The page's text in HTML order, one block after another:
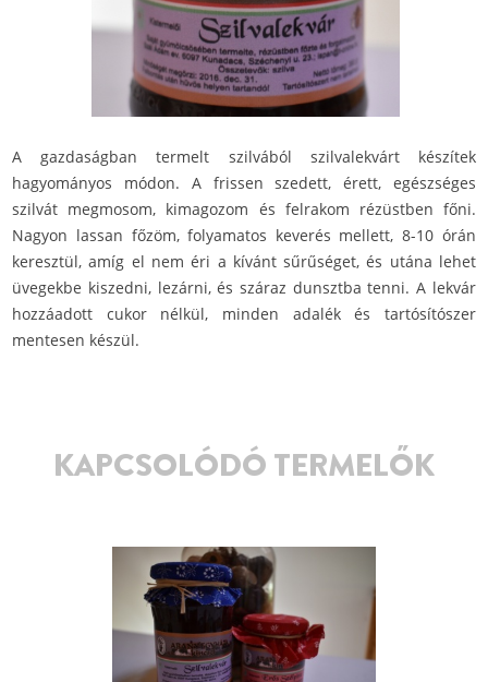
A gazdaságban termelt szilvából szilvalekvárt készítek
hagyományos módon. A frissen szedett, érett, egészséges
szilvát megmosom, kimagozom és felrakom rézüstben főni.
Nagyon lassan főzöm, folyamatos keverés mellett, 8-10 órán
keresztül, amíg el nem éri a kívánt sűrűséget, és utána lehet
üvegekbe kiszedni, lezárni, és száraz dunsztba tenni. A lekvár
hozzáadott cukor nélkül, minden adalék és tartósítószer
mentesen készül.
KAPCSOLÓDÓ TERMELŐK